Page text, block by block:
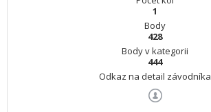
1
Body
428
Body v kategorii
444
Odkaz na detail závodníka